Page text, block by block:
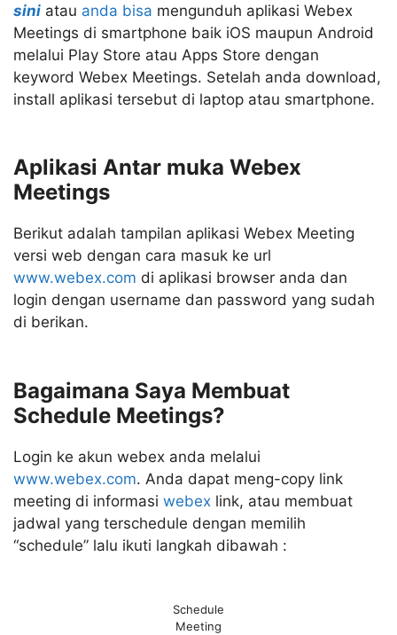
sini atau anda bisa mengunduh aplikasi Webex
Meetings di smartphone baik iOS maupun Android
melalui Play Store atau Apps Store dengan
keyword Webex Meetings. Setelah anda download,
install aplikasi tersebut di laptop atau smartphone.
Aplikasi Antar muka Webex
Meetings
Berikut adalah tampilan aplikasi Webex Meeting
versi web dengan cara masuk ke url
www.webex.com di aplikasi browser anda dan
login dengan username dan password yang sudah
di berikan.
Bagaimana Saya Membuat
Schedule Meetings?
Login ke akun webex anda melalui
www.webex.com. Anda dapat meng-copy link
meeting di informasi webex link, atau membuat
jadwal yang terschedule dengan memilih
“schedule” lalu ikuti langkah dibawah :
Schedule
Meeting